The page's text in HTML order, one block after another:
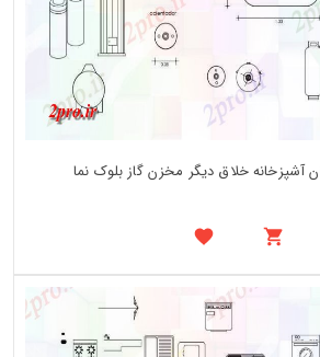
آشپزخانه خلاق دیگر مخزن گاز بلوک نما